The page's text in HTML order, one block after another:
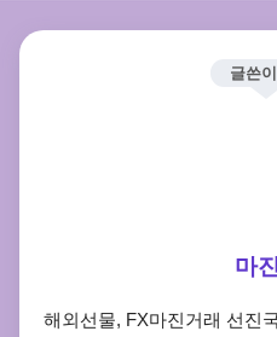
글쓴
마
해외선물, FX마진거래 선진